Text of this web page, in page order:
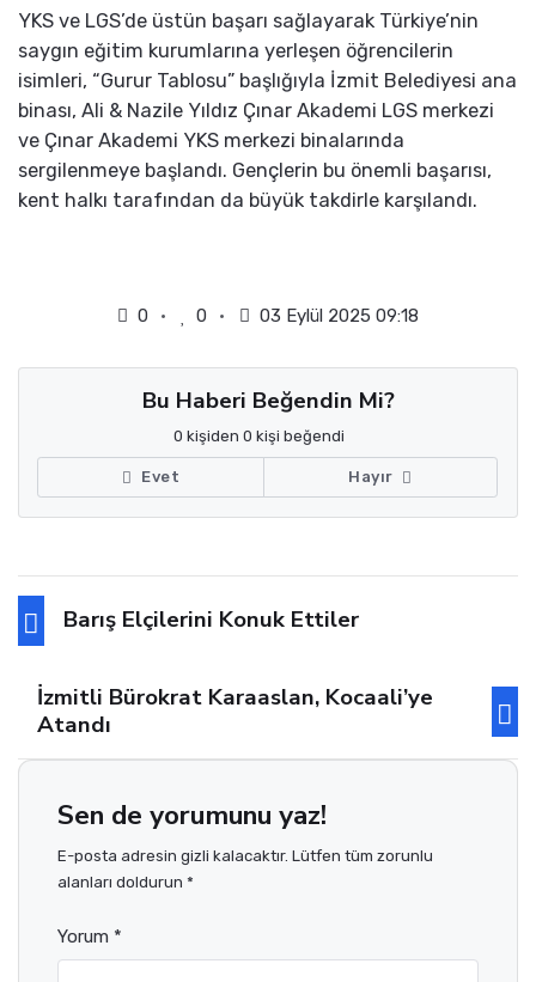
YKS ve LGS’de üstün başarı sağlayarak Türkiye’nin
saygın eğitim kurumlarına yerleşen öğrencilerin
isimleri, “Gurur Tablosu” başlığıyla İzmit Belediyesi ana
binası, Ali & Nazile Yıldız Çınar Akademi LGS merkezi
ve Çınar Akademi YKS merkezi binalarında
sergilenmeye başlandı. Gençlerin bu önemli başarısı,
kent halkı tarafından da büyük takdirle karşılandı.
0 0 03 Eylül 2025 09:18
Bu Haberi Beğendin Mi?
0 kişiden 0 kişi beğendi
Evet Hayır
Barış Elçilerini Konuk Ettiler
İzmitli Bürokrat Karaaslan, Kocaali’ye
Atandı
Sen de yorumunu yaz!
E-posta adresin gizli kalacaktır. Lütfen tüm zorunlu
alanları doldurun *
Yorum *